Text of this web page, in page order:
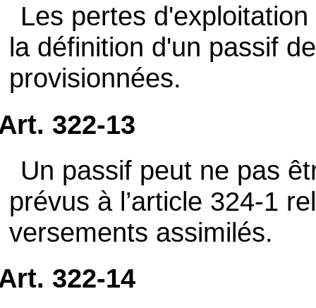
Les pertes
la définition d'un passif
provisionnées.
322-13
Un passif peut ne pas
prévus à l’article 324-1
versements assimilés.
322-14